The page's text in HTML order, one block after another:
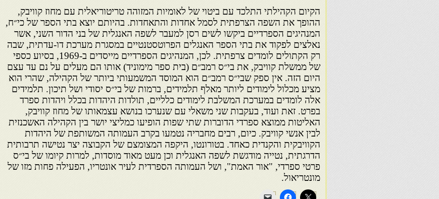
הקיום הקהילתי התלכד עם ביטוי של לאומיות המזוהה טריטוריאלית עם מחוז קוויבק,
ההופך את השפה הצרפתית לסמל אחדות והתאחדות. בהיותם יוצא בתי הספר של כי״ח,
המנהיגים הספרדיים ביקשו לשים רסן למעבר לשפה האנגלית של בני הדור השני, אשר
נאלצים לפקוד את בתי הספר האנגלים הפרוטסטנטיים במסגרת מערכת דו-עדתית, שבה
רק הקתולים לומדים צרפתית. לכן, המנהיגים הספרדיים מייסדים ב-1969, בסיוע כספי
של ממשלת קוויבק, את בי״ס רמב״ם (בית ספר מימוניד) אותו הם מעלים על נם עד עצם
היום הזה. אין ספק שבי״ס רמב״ם הוא המוסד המשמעותי ביותר של הקהילה, שהרי הוא
מציע מכלול לימודים ליותר מאלף תלמידים, ברמות של בי״ס יסודי ושל תיכון. תלמידים
אלה לומדים במערכת המשלבת לימודים כלליים, תולדות היהדות בכלל ויהדות ספרד
בפרט. זאת ועוד, בעקבות שני משאלי עם שנערכו בנושא עצמאותו של מחוז קוויבק,
האליטות ממוצא ספרדי הדוברות שתי שפות הופיעו כמליצי יושר בין הקהילה האשכנזית
לבין אנשי קוויבק. כיום, רבים מחבריה נטמעו בקרב העמותה המשותפת של היהדות
הקוויבקית והקנדית כאחד. בטורונטו, היקפה המצומצם של הקבוצה יצר נטישה תרבותית
הדרגתית, נטייה מודגשת לשפה האנגלית וכן מעט מאוד מוסדות, למרות קיומו של בי״ס
פרטי ספרדי, "אור האמת", ושל העמותה הספרדית לעיר אונטריו, הפעילה פחות מזו של
מונטריאול.